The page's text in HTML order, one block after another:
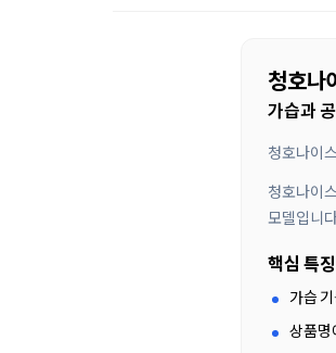
청호나
가습과
청호나이
청호나이
모델입니
핵심 특징
가습
상품명